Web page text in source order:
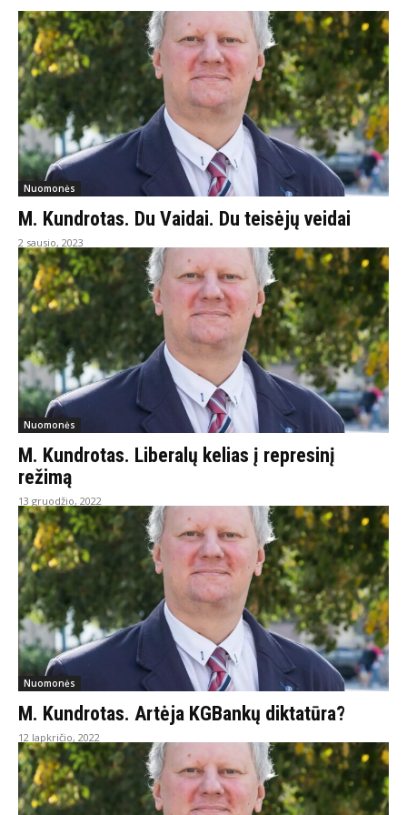
Nuomonės
M. Kundrotas. Du Vaidai. Du teisėjų veidai
2 sausio, 2023
Nuomonės
M. Kundrotas. Liberalų kelias į represinį
režimą
13 gruodžio, 2022
Nuomonės
M. Kundrotas. Artėja KGBankų diktatūra?
12 lapkričio, 2022